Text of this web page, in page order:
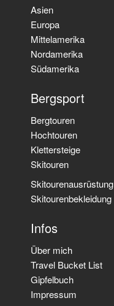
Asien
Europa
Mittelamerika
Nordamerika
Südamerika
Bergsport
Bergtouren
Hochtouren
Klettersteige
Skitouren
Skitourenausrüstung
Skitourenbekleidung
Infos
Über mich
Travel Bucket List
Gipfelbuch
Impressum